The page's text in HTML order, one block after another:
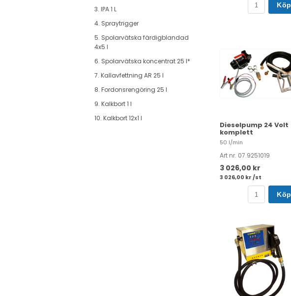
3. IPA 1 L
4. Spraytrigger
5. Spolarvätska färdigblandad
4x5 l
6. Spolarvätska koncentrat 25 l*
7. Kallavfettning AR 25 l
8. Fordonsrengöring 25 l
9. Kalkbort 1 l
10. Kalkbort 12x1 l
Köp
Dieselpump 24 Volt
komplett
50 l/min
Art nr. 07.9251019
3 026,00 kr
3 026,00 kr /st
Köp